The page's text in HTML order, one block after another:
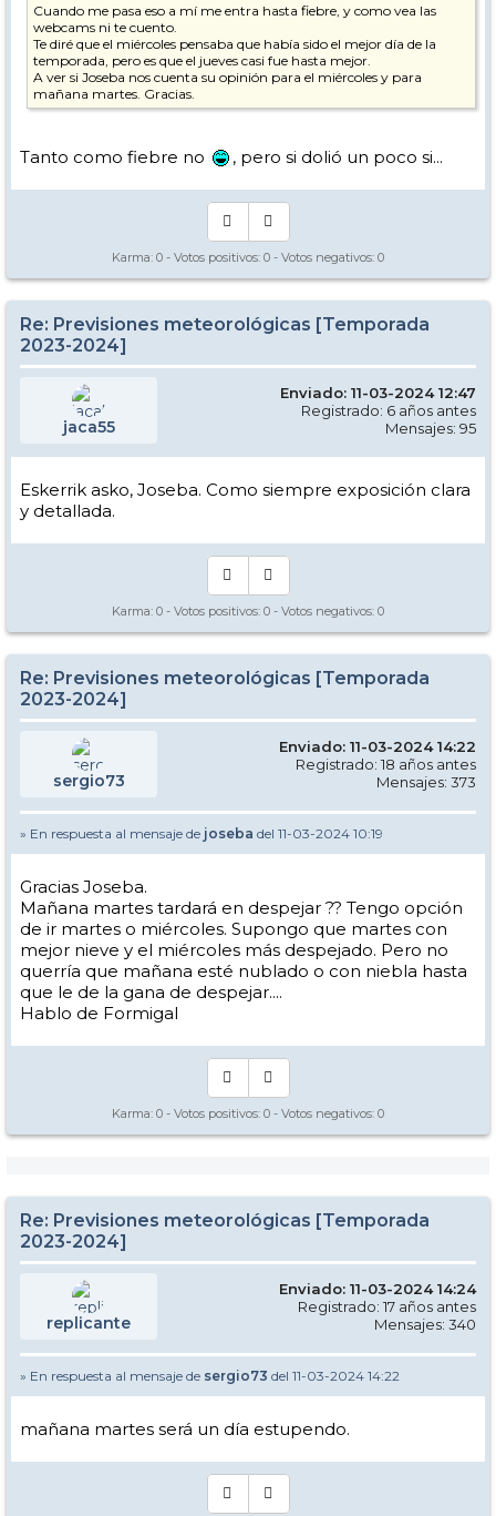
Cuando me pasa eso a mí me entra hasta fiebre, y como vea las
webcams ni te cuento.
Te diré que el miércoles pensaba que había sido el mejor día de la
temporada, pero es que el jueves casi fue hasta mejor.
A ver si Joseba nos cuenta su opinión para el miércoles y para
mañana martes. Gracias.
Tanto como fiebre no , pero si dolió un poco si...
Karma: 0 - Votos positivos: 0 - Votos negativos: 0
Re: Previsiones meteorológicas [Temporada
2023-2024]
jaca55
Enviado: 11-03-2024 12:47
Registrado: 6 años antes
Mensajes: 95
Eskerrik asko, Joseba. Como siempre exposición clara
y detallada.
Karma: 0 - Votos positivos: 0 - Votos negativos: 0
Re: Previsiones meteorológicas [Temporada
2023-2024]
sergio73
Enviado: 11-03-2024 14:22
Registrado: 18 años antes
Mensajes: 373
» En respuesta al mensaje de joseba del 11-03-2024 10:19
Gracias Joseba.
Mañana martes tardará en despejar ?? Tengo opción
de ir martes o miércoles. Supongo que martes con
mejor nieve y el miércoles más despejado. Pero no
querría que mañana esté nublado o con niebla hasta
que le de la gana de despejar....
Hablo de Formigal
Karma: 0 - Votos positivos: 0 - Votos negativos: 0
Re: Previsiones meteorológicas [Temporada
2023-2024]
replicante
Enviado: 11-03-2024 14:24
Registrado: 17 años antes
Mensajes: 340
» En respuesta al mensaje de sergio73 del 11-03-2024 14:22
mañana martes será un día estupendo.